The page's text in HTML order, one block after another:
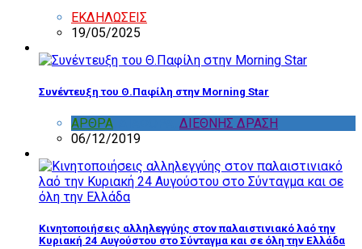
ΕΚΔΗΛΩΣΕΙΣ
19/05/2025
Συνέντευξη του Θ.Παφίλη στην Morning Star
ΑΡΘΡΑ
ΔΙΕΘΝΗΣ ΔΡΑΣΗ
06/12/2019
Κινητοποιήσεις αλληλεγγύης στον παλαιστινιακό λαό την
Κυριακή 24 Αυγούστου στο Σύνταγμα και σε όλη την Ελλάδα